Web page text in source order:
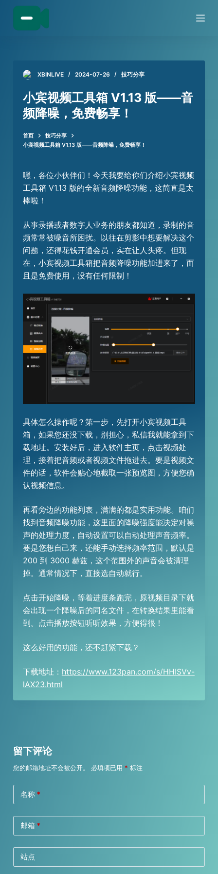
跳
XBINLIVE 2024-07-26 技巧分享
小宾视频工具箱 V1.13 版——音
频降噪，免费畅享！
首页
技巧分享
小宾视频工具箱 V1.13 版——音频降噪，免费畅享！
嘿，各位小伙伴们！今天我要给你们介绍小宾视频
工具箱 V1.13 版的全新音频降噪功能，这简直是太
棒啦！
从事录播或者数字人业务的朋友都知道，录制的音
频常常被噪音所困扰。以往在剪影中想要解决这个
问题，还得花钱开通会员，实在让人头疼。但现
在，小宾视频工具箱把音频降噪功能加进来了，而
且是免费使用，没有任何限制！
具体怎么操作呢？第一步，先打开小宾视频工具
箱，如果您还没下载，别担心，私信我就能拿到下
载地址。安装好后，进入软件主页，点击视频处
理，接着把音频或者视频文件拖进去。要是视频文
件的话，软件会贴心地截取一张预览图，方便您确
认视频信息。
再看旁边的功能列表，满满的都是实用功能。咱们
找到音频降噪功能，这里面的降噪强度能决定对噪
声的处理力度，自动设置可以自动处理声音频率。
要是您想自己来，还能手动选择频率范围，默认是
200 到 3000 赫兹，这个范围外的声音会被清理
掉。通常情况下，直接选自动就行。
点击开始降噪，等着进度条跑完，原视频目录下就
会出现一个降噪后的同名文件，在转换结果里能看
到。点击播放按钮听听效果，方便得很！
这么好用的功能，还不赶紧下载？
下载地址： https://www.123pan.com/s/HHISVv-
lAX23.html
留下评论
您的邮箱地址不会被公开。 必填项已用 * 标注
名称*
邮箱 *
站点